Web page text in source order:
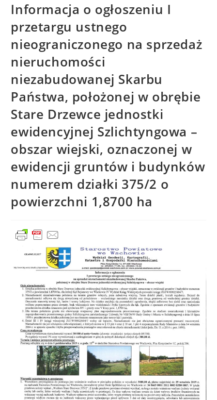
Informacja o ogłoszeniu I
przetargu ustnego
nieograniczonego na sprzedaż
nieruchomości
niezabudowanej Skarbu
Państwa, położonej w obrębie
Stare Drzewce jednostki
ewidencyjnej Szlichtyngowa –
obszar wiejski, oznaczonej w
ewidencji gruntów i budynków
numerem działki 375/2 o
powierzchni 1,8700 ha